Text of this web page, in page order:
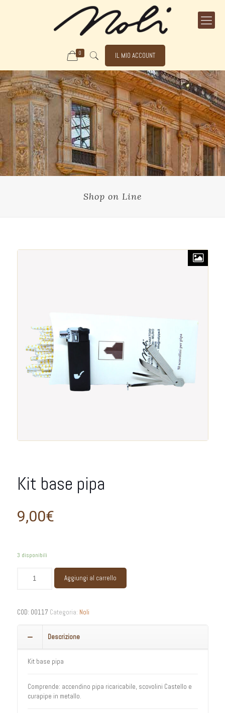
0 IL MIO ACCOUNT
Shop on Line
Kit base pipa
9,00€
3 disponibili
Aggiungi al carrello
COD: 00117 Categoria: Noli
Descrizione
Kit base pipa
Comprende: accendino pipa ricaricabile, scovolini Castello e
curapipe in metallo.